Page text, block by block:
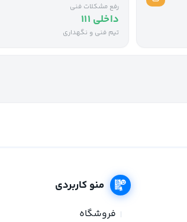
رفع مشکلات فنی
داخلی ۱۱۱
تیم فنی و نگهداری
منو کاربردی
فروشگاه